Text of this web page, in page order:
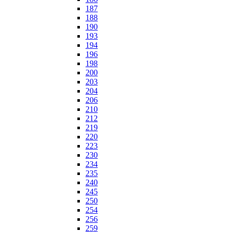
187
188
190
193
194
196
198
200
203
204
206
210
212
219
220
223
230
234
235
240
245
250
254
256
259